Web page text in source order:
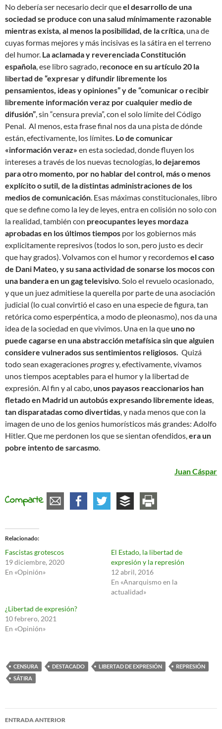
No debería ser necesario decir queel desarrollo de una
sociedad se produce con una salud mínimamente razonable
mientras exista, al menos la posibilidad, de la crítica, una de
cuyas formas mejores y más incisivas es la sátira en el terreno
del humor. La aclamada y reverenciada Constitución
española, ese libro sagrado, reconoce en su artículo 20 la
libertad de “expresar y difundir libremente los
pensamientos, ideas y opiniones” y de “comunicar o recibir
libremente información veraz por cualquier medio de
difusión”, sin “censura previa”, con el solo límite del Código
Penal. Al menos, esta frase final nos da una pista de dónde
están, efectivamente, los límites. Lo de comunicar
«información veraz» en esta sociedad, donde fluyen los
intereses a través de los nuevas tecnologías, lo dejaremos
para otro momento, por no hablar del control, más o menos
explícito o sutil, de la distintas administraciones de los
medios de comunicación. Esas máximas constitucionales, libro
que se define como la ley de leyes, entra en colisión no solo con
la realidad, también con preocupantes leyes mordaza
aprobadas en los últimos tiempos por los gobiernos más
explicitamente represivos (todos lo son, pero justo es decir
que hay grados). Volvamos con el humor y recordemosel caso
de Dani Mateo, y su sana actividad de sonarse los mocos con
una bandera en un gag televisivo. Solo el revuelo ocasionado,
y que un juez admitiese la querella por parte de una asociación
judicial (lo cual convirtió el caso en una especie de figura, tan
retórica como esperpéntica, a modo de pleonasmo), nos da una
idea de la sociedad en que vivimos. Una en la queuno no
puede cagarse en una abstracción metafísica sin que alguien
considere vulnerados sus sentimientos religiosos. Quizá
todo sean exageracionesprogresy, efectivamente, vivamos
unos tiempos aceptables para el humor y la libertad de
expresión. Al fin y al cabo,unos payasos reaccionarios han
fletado en Madrid un autobús expresando libremente ideas,
tan disparatadas como divertidas, y nada menos que con la
imagen de uno de los genios humorísticos más grandes: Adolfo
Hitler. Que me perdonen los que se sientan ofendidos,era un
pobre intento de sarcasmo.
Juan Cáspar
Comparte
Relacionado
Fascistas grotescos
19 diciembre, 2020
En «Opinión»
El Estado, la libertad de
expresión y la represión
12 abril, 2016
En «Anarquismo en la
actualidad»
¿Libertad de expresión?
10 febrero, 2021
En «Opinión»
CENSURA DESTACADO LIBERTAD DE EXPRESIÓN
REPRESIÓN
SÁTIRA
Navegación
ENTRADA ANTERIOR